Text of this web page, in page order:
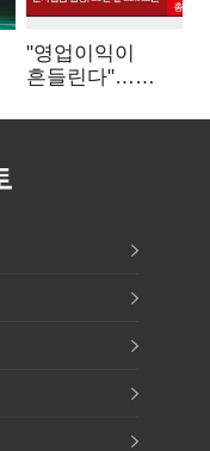
"영업이익이
흔들린다"…
18에 취약